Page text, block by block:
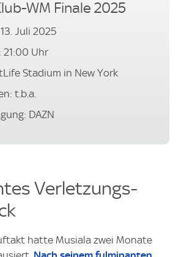
WM Finale 2025
Juli 2025
21:00 Uhr
Stadium in New York
t.b.a.
DAZN
Verletzungs-
hatte Musiala zwei Monate